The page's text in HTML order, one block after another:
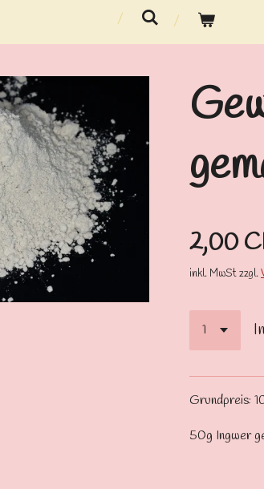
2,00
inkl. MwSt zzgl.
Grundpreis:
50g Ingwer